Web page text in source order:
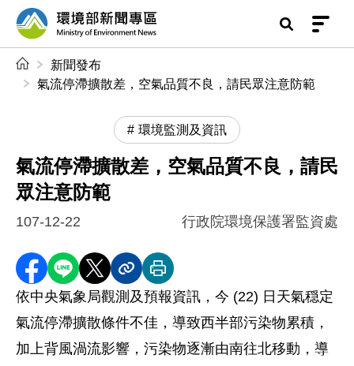
前往中央內容區塊
環境部新聞專區
新聞發布
氣流停滯擴散差，空氣品質不良，請民眾注意防範
環境監測及資訊
氣流停滯擴散差，空氣品質不良，請民
眾注意防範
107-12-22 行政院環境保護署監資處
分享至 Facebook
分享到 LINE
分享到 X分享內容連結
列印本頁
依中央氣象局觀測及預報資訊，今 (22) 日天氣穏定
氣流停滯擴散條件不佳，導致西半部污染物累積，
加上背風渦流影響，污染物逐漸由南往北移動，導